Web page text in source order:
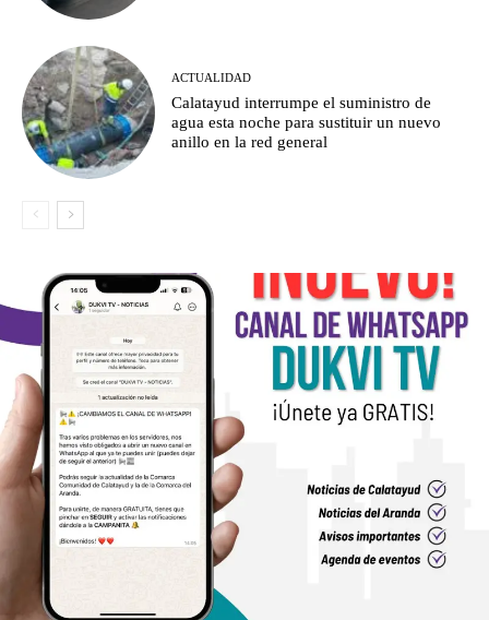
ACTUALIDAD
Calatayud interrumpe el suministro de
agua esta noche para sustituir un nuevo
anillo en la red general